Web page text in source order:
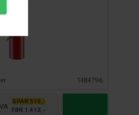
1484796
SPAR 510,-
FØR 1.413,-